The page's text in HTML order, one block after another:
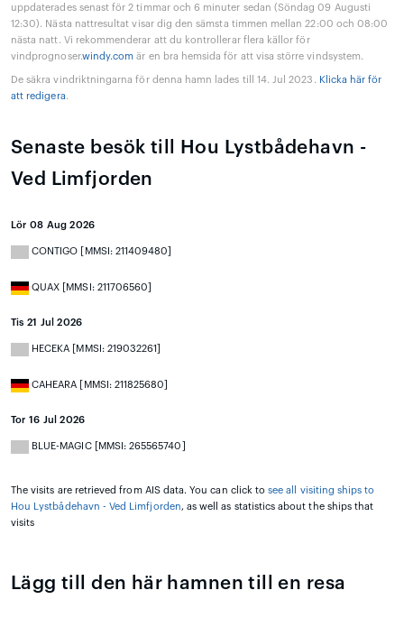
uppdaterades senast för 2 timmar och 6 minuter sedan (Söndag 09 Augusti
12:30). Nästa nattresultat visar dig den sämsta timmen mellan 22:00 och 08:00
nästa natt. Vi rekommenderar att du kontrollerar flera källor för
vindprognoser.windy.com är en bra hemsida för att visa större vindsystem.
De säkra vindriktningarna för denna hamn lades till 14. Jul 2023. Klicka här för
att redigera.
Senaste besök till Hou Lystbådehavn -
Ved Limfjorden
Lör 08 Aug 2026
CONTIGO [MMSI: 211409480]
QUAX [MMSI: 211706560]
Tis 21 Jul 2026
HECEKA [MMSI: 219032261]
CAHEARA [MMSI: 211825680]
Tor 16 Jul 2026
BLUE-MAGIC [MMSI: 265565740]
The visits are retrieved from AIS data. You can click tosee all visiting ships to
Hou Lystbådehavn - Ved Limfjorden, as well as statistics about the ships that
visits
Lägg till den här hamnen till en resa